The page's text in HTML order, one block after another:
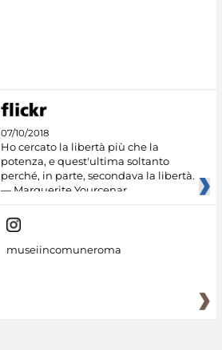
07/10/2018
Ho cercato la libertà più che la
potenza, e quest'ultima soltanto
perché, in parte, secondava la libertà.
— Marguerite Yourcenar
museiincomuneroma